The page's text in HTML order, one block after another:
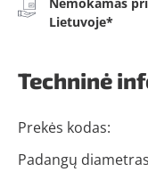
Lietuvoje*
Techninė
Prekės kodas:
Padangų